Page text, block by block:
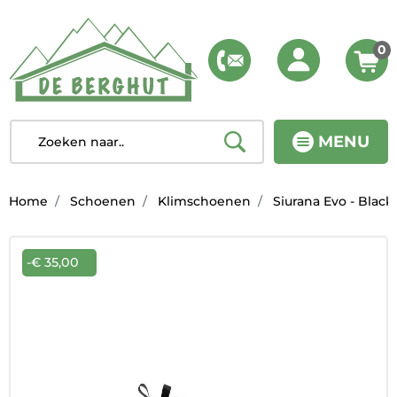
MENU
0
Home Schoenen Klimschoenen Siurana Evo - Black
-€ 35,00